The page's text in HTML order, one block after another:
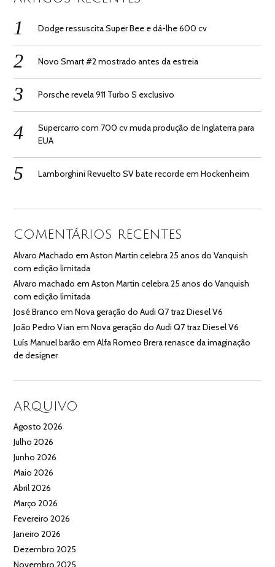
Dodge ressuscita Super Bee e dá-lhe 600 cv
Novo Smart #2 mostrado antes da estreia
Porsche revela 911 Turbo S exclusivo
Supercarro com 700 cv muda produção de Inglaterra para
EUA
Lamborghini Revuelto SV bate recorde em Hockenheim
COMENTÁRIOS RECENTES
Alvaro Machado emAston Martin celebra 25 anos do Vanquish
com edição limitada
Alvaro machado emAston Martin celebra 25 anos do Vanquish
com edição limitada
José Branco emNova geração do Audi Q7 traz Diesel V6
João Pedro Vian emNova geração do Audi Q7 traz Diesel V6
Luís Manuel barão emAlfa Romeo Brera renasce da imaginação
de designer
ARQUIVO
Agosto 2026
Julho 2026
Junho 2026
Maio 2026
Abril 2026
Março 2026
Fevereiro 2026
Janeiro 2026
Dezembro 2025
Novembro 2025